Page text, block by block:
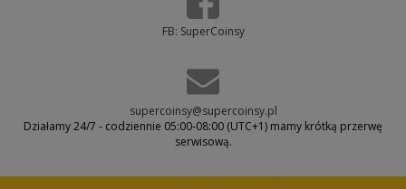
FB: SuperCoinsy
supercoinsy@supercoinsy.pl
Działamy 24/7 - codziennie 05:00-08:00 (UTC+1) mamy krótką przerwę
serwisową.